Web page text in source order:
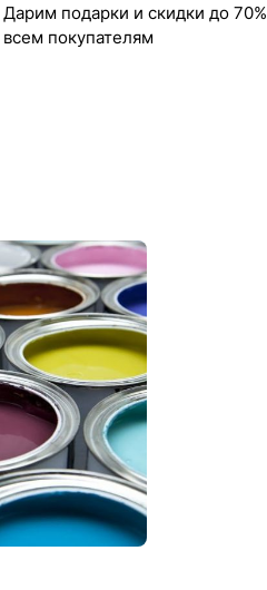
Дарим подарки и скидки до 70%
всем покупателям